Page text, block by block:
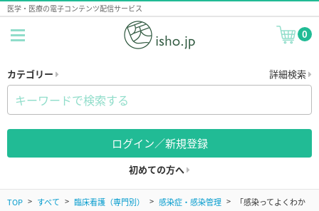
医学・医療の電子コンテンツ配信サービス
0
カテゴリー 詳細検索
ログイン／新規登録
初めての方へ
TOP すべて 臨床看護（専門別） 感染症・感染管理
「感染ってよくわか